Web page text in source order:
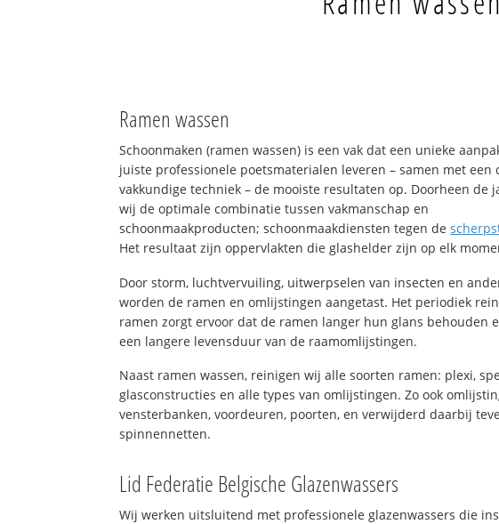
Ramen wassen
Schoonmaken (ramen wassen) is een vak dat een unieke
juiste professionele poetsmaterialen leveren – samen met een
vakkundige techniek – de mooiste resultaten op. Doorheen de
wij de optimale combinatie tussen vakmanschap en
schoonmaakproducten; schoonmaakdiensten tegen de
Het resultaat zijn oppervlakten die glashelder zijn op elk
Door storm, luchtvervuiling, uitwerpselen van insecten en
worden de ramen en omlijstingen aangetast. Het periodiek
ramen zorgt ervoor dat de ramen langer hun glans behouden
een langere levensduur van de raamomlijstingen.
Naast ramen wassen, reinigen wij alle soorten ramen: plexi,
glasconstructies en alle types van omlijstingen. Zo ook
vensterbanken, voordeuren, poorten, en verwijderd daarbij
spinnennetten.
Lid Federatie Belgische Glazenwassers
Wij werken uitsluitend met professionele glazenwassers die